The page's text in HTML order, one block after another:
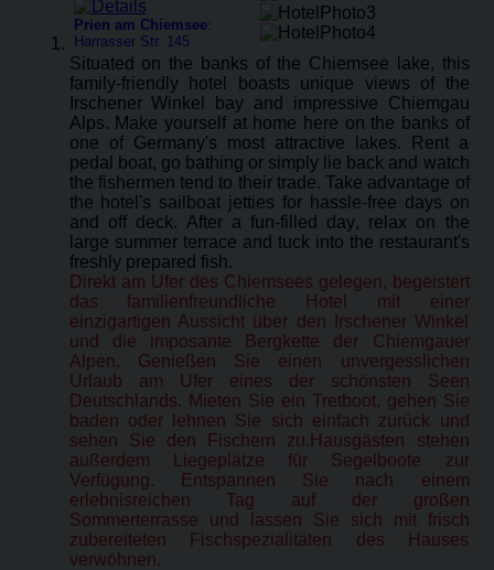
Prien am Chiemsee:
Harrasser Str. 145
Situated on the banks of the Chiemsee lake, this
family-friendly hotel boasts unique views of the
Irschener Winkel bay and impressive Chiemgau
Alps. Make yourself at home here on the banks of
one of Germany's most attractive lakes. Rent a
pedal boat, go bathing or simply lie back and watch
the fishermen tend to their trade. Take advantage of
the hotel's sailboat jetties for hassle-free days on
and off deck. After a fun-filled day, relax on the
large summer terrace and tuck into the restaurant's
freshly prepared fish.
Direkt am Ufer des Chiemsees gelegen, begeistert
das familienfreundliche Hotel mit einer
einzigartigen Aussicht über den Irschener Winkel
und die imposante Bergkette der Chiemgauer
Alpen. Genießen Sie einen unvergesslichen
Urlaub am Ufer eines der schönsten Seen
Deutschlands. Mieten Sie ein Tretboot, gehen Sie
baden oder lehnen Sie sich einfach zurück und
sehen Sie den Fischern zu.Hausgästen stehen
außerdem Liegeplätze für Segelboote zur
Verfügung. Entspannen Sie nach einem
erlebnisreichen Tag auf der großen
Sommerterrasse und lassen Sie sich mit frisch
zubereiteten Fischspezialitäten des Hauses
verwöhnen.